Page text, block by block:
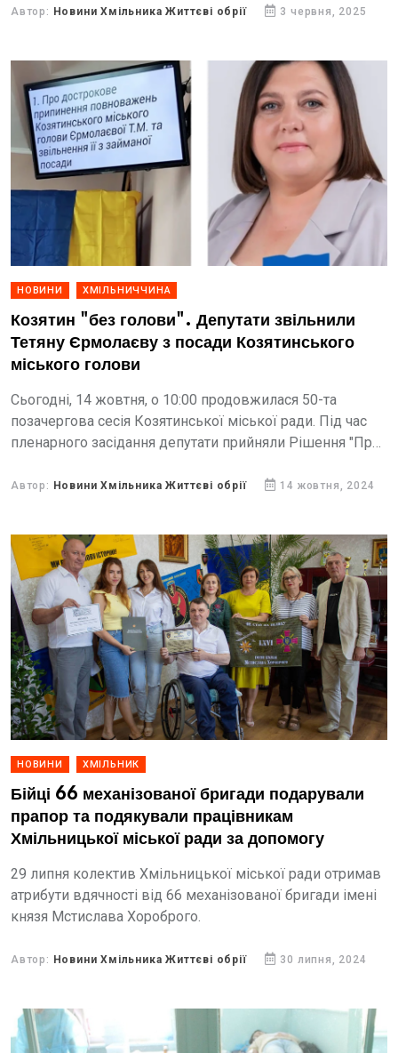
Автор: Новини Хмільника Життєві обрії 3 червня, 2025
НОВИНИ ХМІЛЬНИЧЧИНА
Козятин "без голови". Депутати звільнили
Тетяну Єрмолаєву з посади Козятинського
міського голови
Сьогодні, 14 жовтня, о 10:00 продовжилася 50-та
позачергова сесія Козятинської міської ради. Під час
пленарного засідання депутати прийняли Рішення "Про
міського голови Єрмолаєвої Т.М.
Автор: Новини Хмільника Життєві обрії 14 жовтня, 2024
НОВИНИ ХМІЛЬНИК
Бійці 66 механізованої бригади подарували
прапор та подякували працівникам
Хмільницької міської ради за допомогу
29 липня колектив Хмільницької міської ради отримав
атрибути вдячності від 66 механізованої бригади імені
князя Мстислава Хороброго.
Автор: Новини Хмільника Життєві обрії 30 липня, 2024